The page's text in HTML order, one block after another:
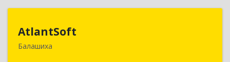
AtlantSoft
Балашиха
143900, Московская обл, Балашиха г, Звездная